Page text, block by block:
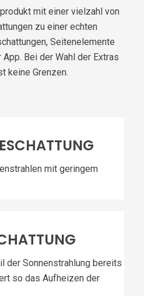
mit einer vielzahl von
zu einer echten
Seitenelemente
Bei der Wahl der Extras
keine Grenzen.
mit geringem
der Sonnenstrahlung bereits
so das Aufheizen der